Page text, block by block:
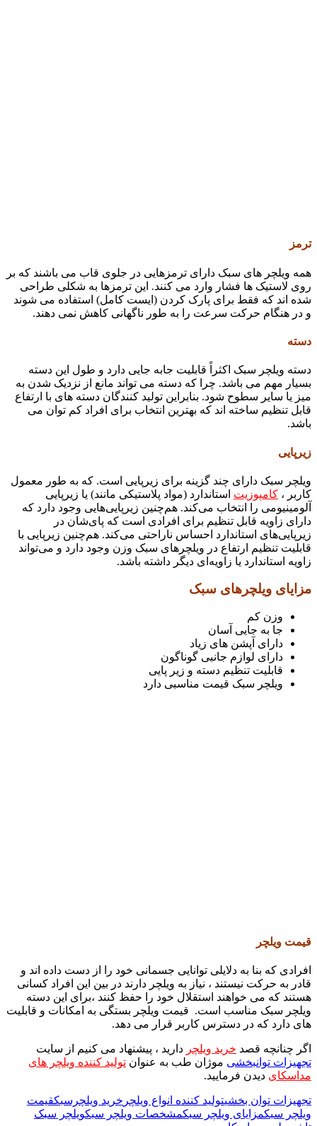
ترمز
همه ویلچر های سبک دارای ترمزهایی در جلوی قاب می باشند که بر
روی لاستیک ها فشار وارد می کنند. این ترمزها به شکلی طراحی
شده اند که فقط برای پارک کردن (ایست کامل) استفاده می شوند
و در هنگام حرکت سرعت را به طور ناگهانی کاهش نمی دهند.
دسته
دسته ویلچر سبک اکثراً قابلیت جابه جایی دارد و طول این دسته
بسیار مهم می باشد. چرا که دسته می تواند مانع از نزدیک شدن به
میز یا سایر سطوح شود. بنابراین تولید کنندگان دسته های با ارتفاع
قابل تنظیم ساخته اند که بهترین انتخاب برای افراد کم توان می
باشد.
زیرپایی
ویلچر سبک دارای چند گزینه برای زیرپایی است. که به طور معمول
کاربر ، کامپوزیت استاندارد (مواد پلاستیکی مانند) یا زیرپایی
آلومینیومی را انتخاب می‌کند. هم‌چنین زیرپایی‌هایی وجود دارد که
دارای زاویه قابل تنظیم برای افرادی است که پای‌شان در
زیرپایی‌های استاندارد احساس ناراحتی می‌کند. هم‌چنین زیرپایی با
قابلیت تنظیم ارتفاع در ویلچرهای سبک وزن وجود دارد و می‌تواند
زاویه استاندارد یا زاویه‌ای دیگر داشته باشد.
مزایای ویلچرهای سبک
وزن کم
جا به جایی آسان
دارای آپشن های زیاد
دارای لوازم جانبی گوناگون
قابلیت تنظیم دسته و زیر پایی
ویلچر سبک قیمت مناسبی دارد
قیمت ویلچر
افرادی که بنا به دلایلی توانایی جسمانی خود را از دست داده اند و
قادر به حرکت نیستند ، نیاز به ویلچر دارند در بین این افراد کسانی
هستند که می خواهند استقلال خود را حفظ کنند ،برای این دسته
ویلچر سبک مناسب است. قیمت ویلچر بستگی به امکانات و قابلیت
های دارد که در دسترس کاربر قرار می دهد.
اگر چنانچه قصد خرید ویلچر دارید ، پیشنهاد می کنیم از سایت
تجهیزات توانبخشی موژان طب به عنوان تولید کننده ویلچر های
مداسکای دیدن فرمایید.
تجهیزات توان بخشیتولید کننده انواع ویلچر خرید ویلچرسبکقیمت
ویلچر سبکمزایای ویلچر سبکمشخصات ویلچر سبکویلچر سبک